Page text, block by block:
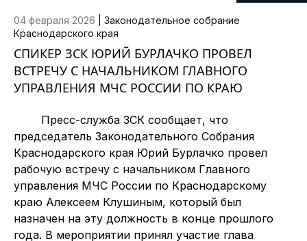
04 февраля 2026
Законодательное собрание
Краснодарского края
СПИКЕР ЗСК ЮРИЙ БУРЛАЧКО ПРОВЕЛ
ВСТРЕЧУ С НАЧАЛЬНИКОМ ГЛАВНОГО
УПРАВЛЕНИЯ МЧС РОССИИ ПО КРАЮ
Пресс-служба ЗСК сообщает, что
председатель Законодательного Собрания
Краснодарского края Юрий Бурлачко провел
рабочую встречу с начальником Главного
управления МЧС России по Краснодарскому
краю Алексеем Клушиным, который был
назначен на эту должность в конце прошлого
года. В мероприятии принял участие глава